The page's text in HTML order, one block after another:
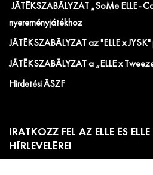
JÁTÉKSZABÁLYZAT „SoMe ELLE -
nyereményjátékhoz
JÁTÉKSZABÁLYZAT az "ELLE x
JÁTÉKSZABÁLYZAT a „ELLE x
Hirdetési ÁSZF
IRATKOZZ FEL AZ ELLE ÉS
HÍRLEVELÉRE!